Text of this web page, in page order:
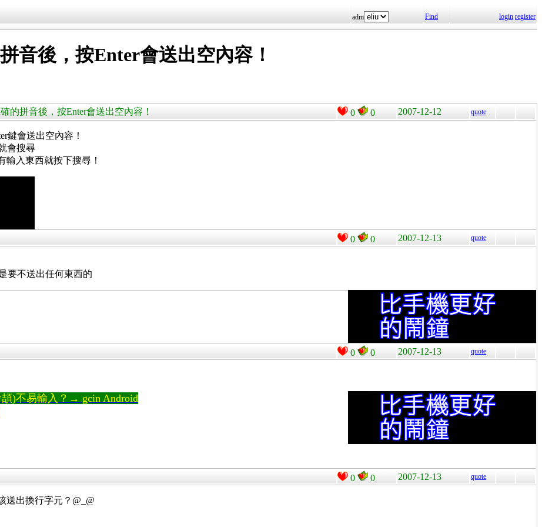
adm Find login register
音後，按Enter會送出空內容！
的拼音後，按Enter會送出空內容！ 0 0 2007-12-12 quote
鍵會送出空內容！
會搜尋
輸入東西就按下搜尋！
0 0 2007-12-13 quote
要不送出任何東西的
0 0 2007-12-13 quote
)不易輸入？→ gcin Android
0 0 2007-12-13 quote
送出換行字元？@_@